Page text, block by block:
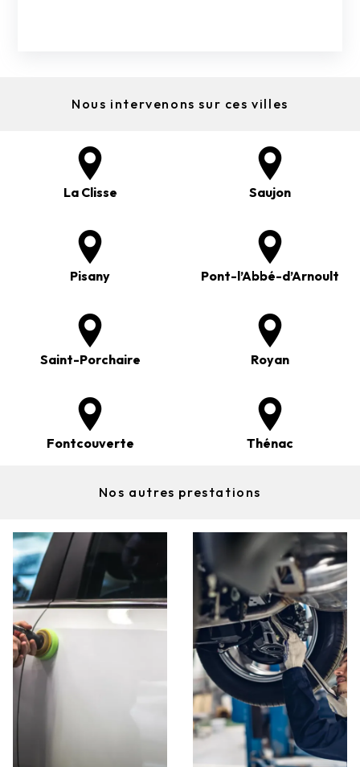
Nous intervenons sur ces villes
La Clisse Saujon
Pisany Pont-l’Abbé-d’Arnoult
Saint-Porchaire Royan
Fontcouverte Thénac
Nos autres prestations